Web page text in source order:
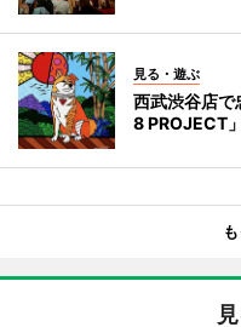
見る・遊ぶ
西武渋谷店
8 PROJECT